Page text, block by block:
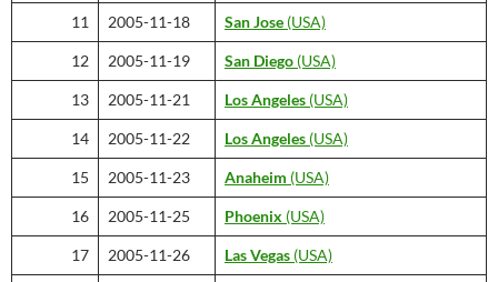
11 2005-11-18 San Jose (USA)
12 2005-11-19 San Diego (USA)
13 2005-11-21 Los Angeles (USA)
14 2005-11-22 Los Angeles (USA)
15 2005-11-23 Anaheim (USA)
16 2005-11-25 Phoenix (USA)
17 2005-11-26 Las Vegas (USA)